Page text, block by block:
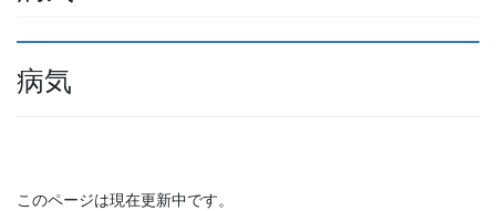
病気
このページは現在更新中です。